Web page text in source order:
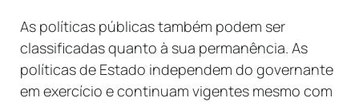
As políticas públicas também podem ser
classificadas quanto à sua permanência. As
políticas de Estado independem do governante
em exercício e continuam vigentes mesmo com